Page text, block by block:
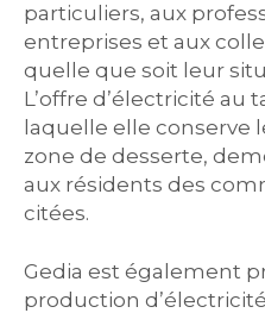
particuliers, aux
entreprises et aux
quelle que soit leur
L’offre d’électricité
laquelle elle conserve
zone de desserte,
aux résidents des
citées.
Gedia est également
production